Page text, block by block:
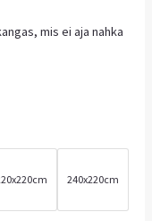
mis ei aja nahka
240x220cm